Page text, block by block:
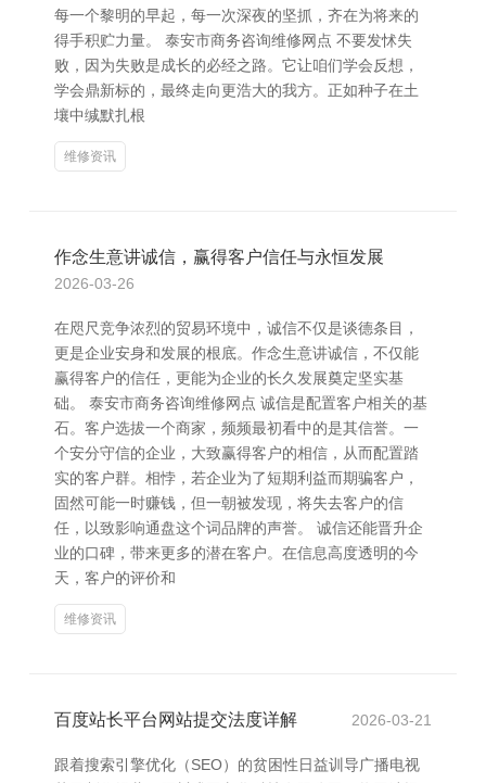
每一个黎明的早起，每一次深夜的坚抓，齐在为将来的
得手积贮力量。 泰安市商务咨询维修网点 不要发怵失
败，因为失败是成长的必经之路。它让咱们学会反想，
学会鼎新标的，最终走向更浩大的我方。正如种子在土
壤中缄默扎根
维修资讯
作念生意讲诚信，赢得客户信任与永恒发展
2026-03-26
在咫尺竞争浓烈的贸易环境中，诚信不仅是谈德条目，
更是企业安身和发展的根底。作念生意讲诚信，不仅能
赢得客户的信任，更能为企业的长久发展奠定坚实基
础。 泰安市商务咨询维修网点 诚信是配置客户相关的基
石。客户选拔一个商家，频频最初看中的是其信誉。一
个安分守信的企业，大致赢得客户的相信，从而配置踏
实的客户群。相悖，若企业为了短期利益而期骗客户，
固然可能一时赚钱，但一朝被发现，将失去客户的信
任，以致影响通盘这个词品牌的声誉。 诚信还能晋升企
业的口碑，带来更多的潜在客户。在信息高度透明的今
天，客户的评价和
维修资讯
百度站长平台网站提交法度详解 2026-03-21
跟着搜索引擎优化（SEO）的贫困性日益训导广播电视